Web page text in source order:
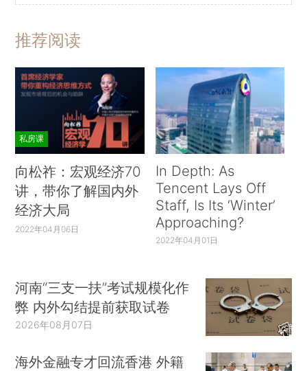
推荐阅读
私房课
向松祚：宏观经济70
讲，带你了解国内外
经济大局
2022年04月06日
In Depth: As
Tencent Lays Off
Staff, Is Its ‘Winter’
Approaching?
2022年04月01日
河南“三支一扶”考试规模化作
弊 内外勾结提前获取试卷
2026年08月07日
海外金融专才回流香港 外籍